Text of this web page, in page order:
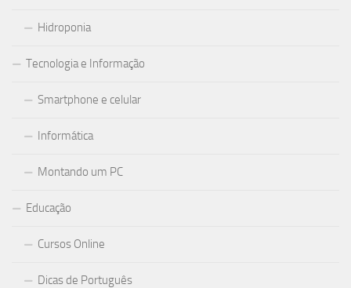
Hidroponia
Tecnologia e Informação
Smartphone e celular
Informática
Montando um PC
Educação
Cursos Online
Dicas de Português